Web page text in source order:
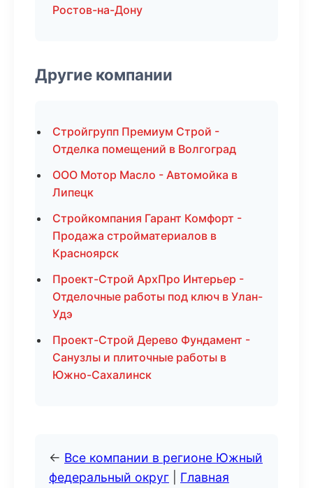
Ростов-на-Дону
Другие компании
Стройгрупп Премиум Строй -
Отделка помещений в Волгоград
ООО Мотор Масло - Автомойка в
Липецк
Стройкомпания Гарант Комфорт -
Продажа стройматериалов в
Красноярск
Проект-Строй АрхПро Интерьер -
Отделочные работы под ключ в Улан-
Удэ
Проект-Строй Дерево Фундамент -
Санузлы и плиточные работы в
Южно-Сахалинск
← Все компании в регионе Южный
федеральный округ
Главная